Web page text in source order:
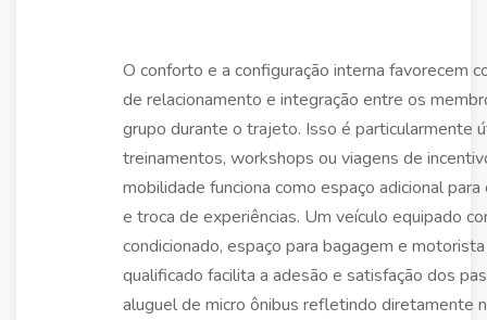
O conforto e a configuração interna favorecem
de relacionamento e integração entre os
grupo durante o trajeto. Isso é particularmente
treinamentos, workshops ou viagens de
mobilidade funciona como espaço adicional para
e troca de experiências. Um veículo equipado
condicionado, espaço para bagagem e motorista
qualificado facilita a adesão e satisfação dos
aluguel de micro ônibus refletindo diretamente